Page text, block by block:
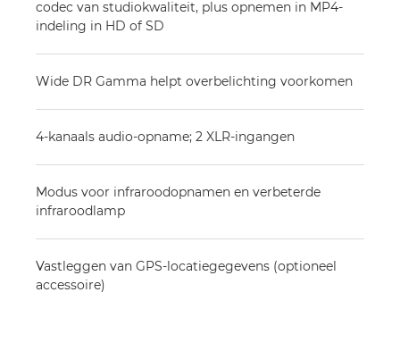
codec van studiokwaliteit, plus opnemen in MP4-
indeling in HD of SD
Wide DR Gamma helpt overbelichting voorkomen
4-kanaals audio-opname; 2 XLR-ingangen
Modus voor infraroodopnamen en verbeterde
infraroodlamp
Vastleggen van GPS-locatiegegevens (optioneel
accessoire)